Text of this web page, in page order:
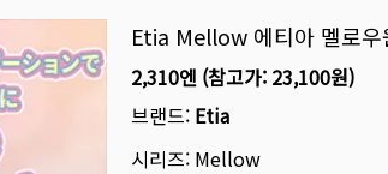
Etia Mellow 에티아 멜로
2,310엔 (참고가: 23,100원)
브랜드: Etia
시리즈: Mellow